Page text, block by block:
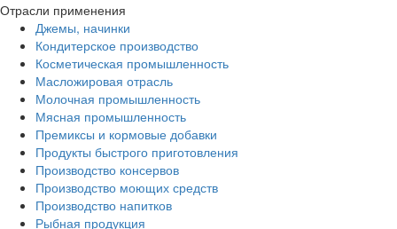
Отрасли применения
Джемы, начинки
Кондитерское производство
Косметическая промышленность
Масложировая отрасль
Молочная промышленность
Мясная промышленность
Премиксы и кормовые добавки
Продукты быстрого приготовления
Производство консервов
Производство моющих средств
Производство напитков
Рыбная продукция